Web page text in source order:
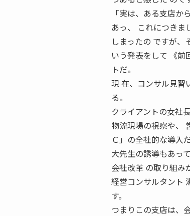
「実は、ある支店か
あっ、 これにつきま
しまったの ですが
いう発表をして 《前
トだ。
現 在、コンサル見習
る。
クライアントの女社
物流現場の視察や、
Ｃ」の全社的な導入
大先生の誘導もあっ
会社改革 の取り組み
経営コンサルタント
す。
つまりこの支店は、